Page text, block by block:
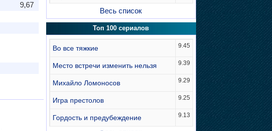
9,67
Весь список
Топ 100 сериалов
Во все тяжкие 9.45
Место встречи изменить нельзя 9.39
Михайло Ломоносов 9.29
Игра престолов 9.25
Гордость и предубеждение 9.13